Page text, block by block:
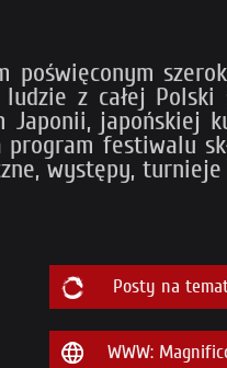
poświęconym
ludzie z całej
Japonii, japońskiej
festiwalu
występy,
Posty na
WWW: